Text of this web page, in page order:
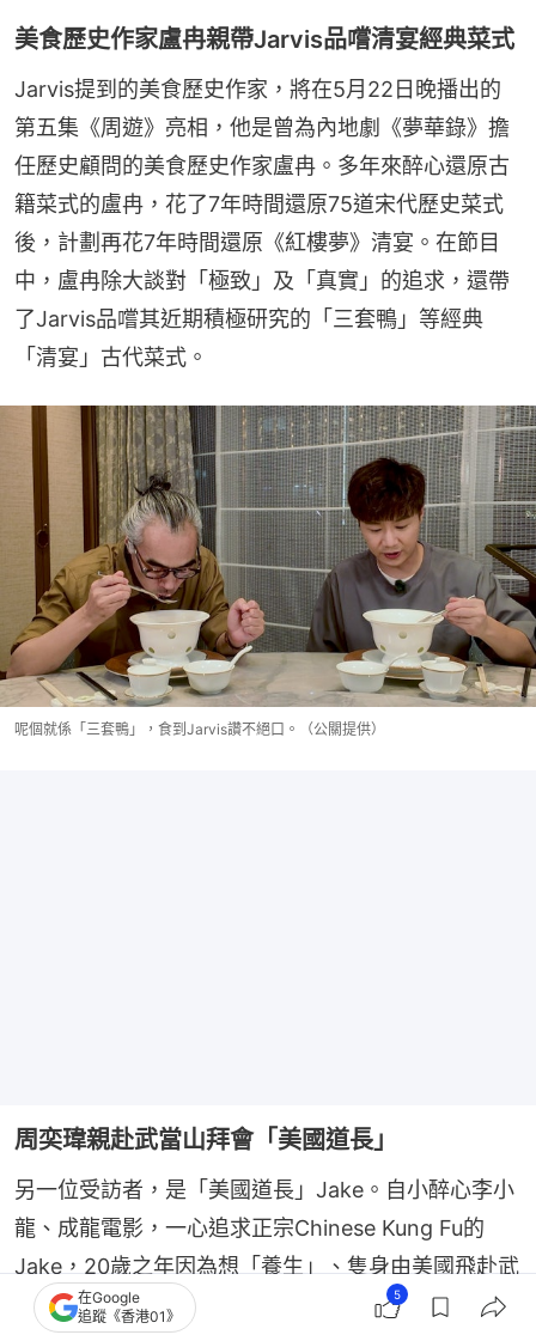
美食歷史作家盧冉親帶Jarvis品嚐清宴經典菜式
Jarvis提到的美食歷史作家，將在5月22日晚播出的
第五集《周遊》亮相，他是曾為內地劇《夢華錄》擔
任歷史顧問的美食歷史作家盧冉。多年來醉心還原古
籍菜式的盧冉，花了7年時間還原75道宋代歷史菜式
後，計劃再花7年時間還原《紅樓夢》清宴。在節目
中，盧冉除大談對「極致」及「真實」的追求，還帶
了Jarvis品嚐其近期積極研究的「三套鴨」等經典
「清宴」古代菜式。
呢個就係「三套鴨」，食到Jarvis讚不絕口。（公關提供）
周奕瑋親赴武當山拜會「美國道長」
另一位受訪者，是「美國道長」Jake。自小醉心李小
龍、成龍電影，一心追求正宗Chinese Kung Fu的
Jake，20歲之年因為想「養生」、隻身由美國飛赴武
當山，憑藉真誠及堅持接任成為「武當三丯派」第十
在Google
追蹤《香港01》
5